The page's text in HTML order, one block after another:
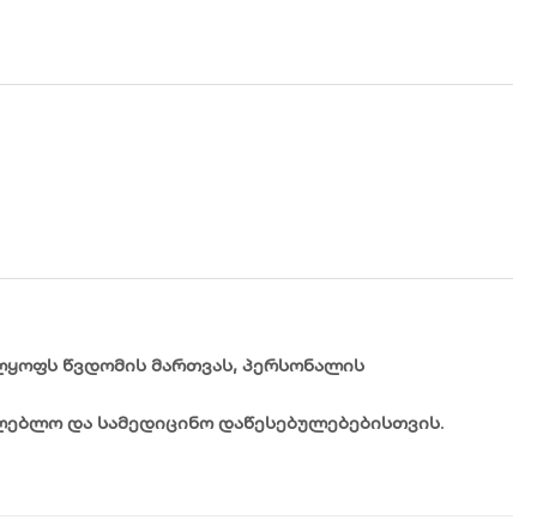
წვდომის მართვას, პერსონალის
და სამედიცინო დაწესებულებებისთვის.